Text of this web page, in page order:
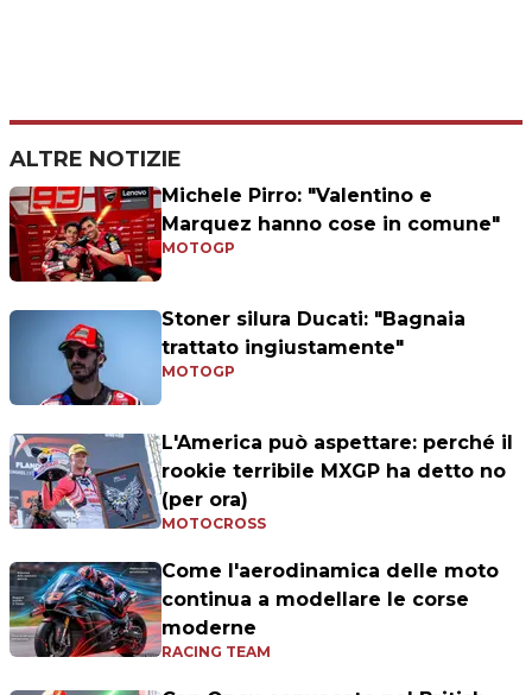
ALTRE NOTIZIE
Michele Pirro: "Valentino e
Marquez hanno cose in comune"
MOTOGP
Stoner silura Ducati: "Bagnaia
trattato ingiustamente"
MOTOGP
L'America può aspettare: perché il
rookie terribile MXGP ha detto no
(per ora)
MOTOCROSS
Come l'aerodinamica delle moto
continua a modellare le corse
moderne
RACING TEAM